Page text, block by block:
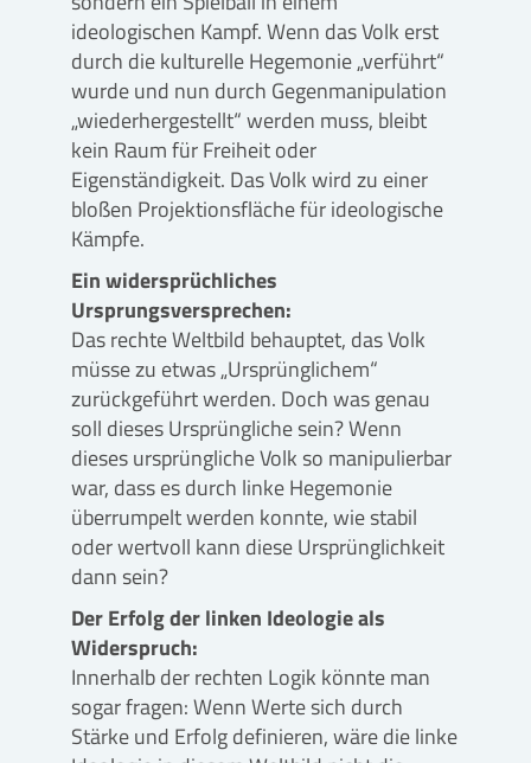
ideologischen Kampf. Wenn das Volk erst
durch die kulturelle Hegemonie „verführt“
wurde und nun durch Gegenmanipulation
„wiederhergestellt“ werden muss, bleibt
kein Raum für Freiheit oder
Eigenständigkeit. Das Volk wird zu einer
bloßen Projektionsfläche für ideologische
Kämpfe.
Ein widersprüchliches
Ursprungsversprechen:
Das rechte Weltbild behauptet, das Volk
müsse zu etwas „Ursprünglichem“
zurückgeführt werden. Doch was genau
soll dieses Ursprüngliche sein? Wenn
dieses ursprüngliche Volk so manipulierbar
war, dass es durch linke Hegemonie
überrumpelt werden konnte, wie stabil
oder wertvoll kann diese Ursprünglichkeit
dann sein?
Der Erfolg der linken Ideologie als
Widerspruch:
Innerhalb der rechten Logik könnte man
sogar fragen: Wenn Werte sich durch
Stärke und Erfolg definieren, wäre die linke